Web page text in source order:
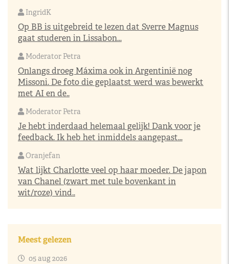
IngridK
Op BB is uitgebreid te lezen dat Sverre Magnus
gaat studeren in Lissabon...
Moderator Petra
Onlangs droeg Máxima ook in Argentinië nog
Missoni. De foto die geplaatst werd was bewerkt
met AI en de..
Moderator Petra
Je hebt inderdaad helemaal gelijk! Dank voor je
feedback. Ik heb het inmiddels aangepast...
Oranjefan
Wat lijkt Charlotte veel op haar moeder. De japon
van Chanel (zwart met tule bovenkant in
wit/roze) vind..
Meest gelezen
05 aug 2026